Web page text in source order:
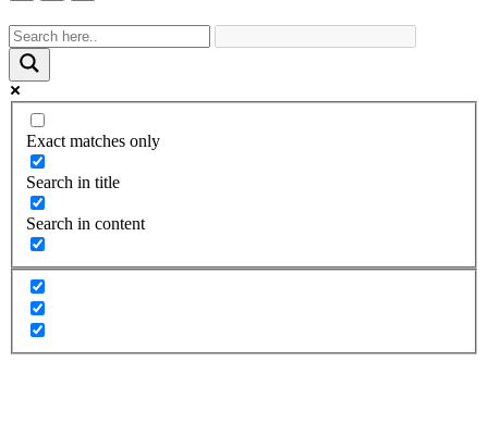
Exact matches only
Search in title
Search in content